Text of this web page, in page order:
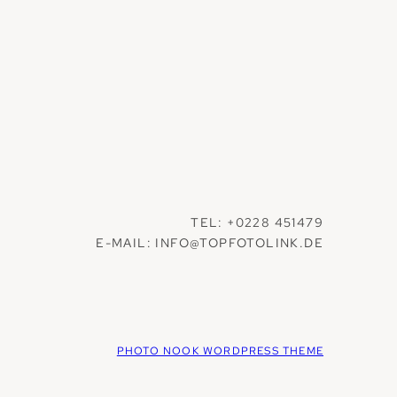
TEL: +0228 451479
E-MAIL: INFO@TOPFOTOLINK.DE
PHOTO NOOK WORDPRESS THEME